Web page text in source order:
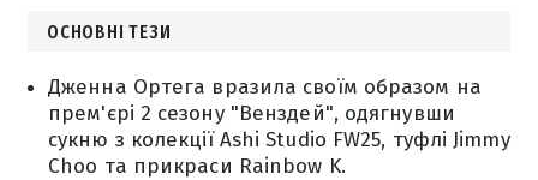
ОСНОВНІ ТЕЗИ
Дженна Ортега вразила своїм образом на
прем'єрі 2 сезону "Венздей", одягнувши
сукню з колекції Ashi Studio FW25, туфлі Jimmy
Choo та прикраси Rainbow K.